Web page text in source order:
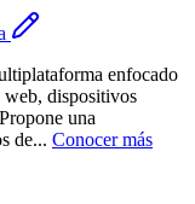
enfocado
web, dispositivos
una
de... Conocer más